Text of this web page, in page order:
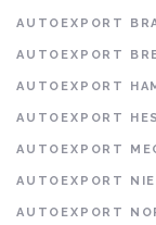
AUTOEXPORT
AUTOEXPORT
AUTOEXPORT
AUTOEXPORT
AUTOEXPORT
AUTOEXPORT
AUTOEXPORT